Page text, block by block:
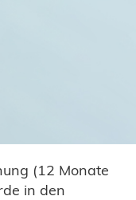
(12 Monate
in den